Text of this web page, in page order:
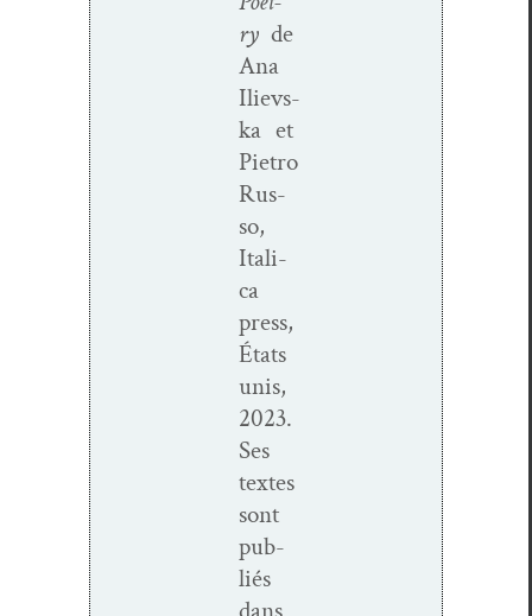
ry de
Ana
Ilievs­
ka et
Pietro
Rus­
so,
Ital­i­
ca
press,
États
unis,
2023.
Ses
textes
sont
pub­
liés